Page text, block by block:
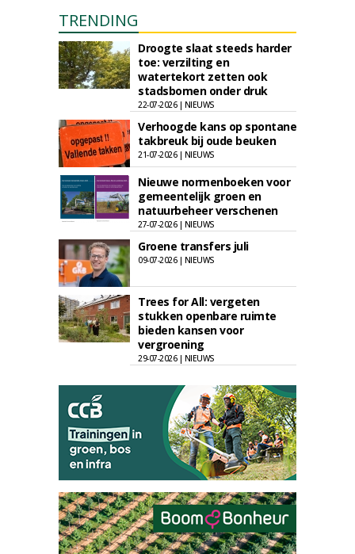
TRENDING
Droogte slaat steeds harder
toe: verzilting en
watertekort zetten ook
stadsbomen onder druk
22-07-2026 | NIEUWS
Verhoogde kans op spontane
takbreuk bij oude beuken
21-07-2026 | NIEUWS
Nieuwe normenboeken voor
gemeentelijk groen en
natuurbeheer verschenen
27-07-2026 | NIEUWS
Groene transfers juli
09-07-2026 | NIEUWS
Trees for All: vergeten
stukken openbare ruimte
bieden kansen voor
vergroening
29-07-2026 | NIEUWS